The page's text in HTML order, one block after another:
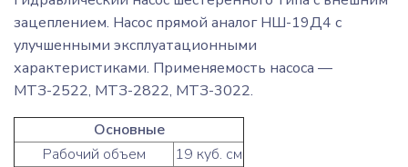
зацеплением. Насос прямой аналог НШ-19Д4 с
улучшенными эксплуатационными
характеристиками. Применяемость насоса —
МТЗ-2522, МТЗ-2822, МТЗ-3022.
Основные
Рабочий объем
19 куб. см